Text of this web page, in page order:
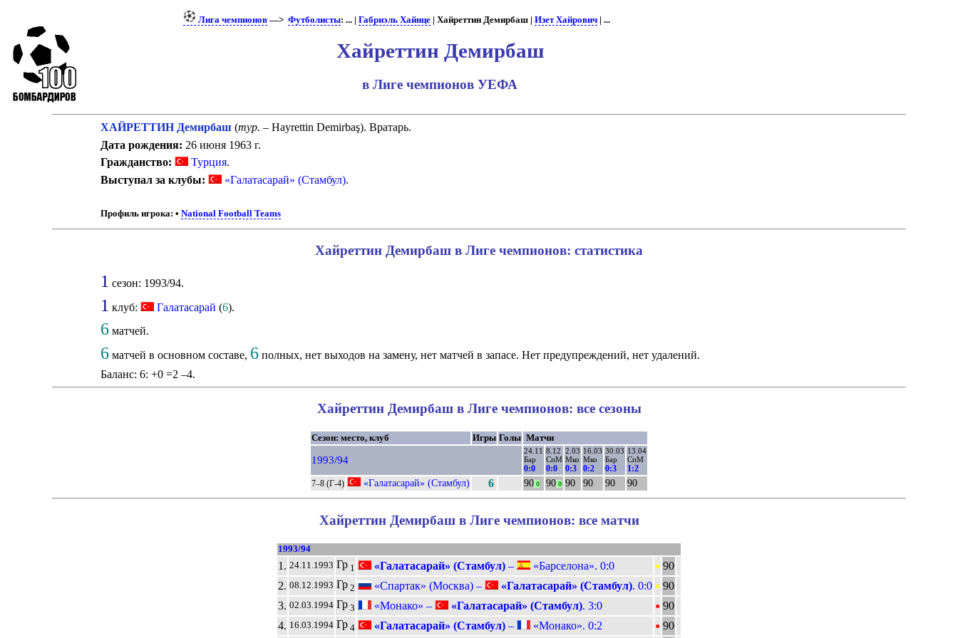
Лига чемпионов —> Футболисты: ... | Габриэль Хайнце | Хайреттин Демирбаш | Изет Хайрович | ...
Хайреттин Демирбаш
в Лиге чемпионов УЕФА
ХАЙРЕТТИН Демирбаш (тур. – Hayrettin Demirbaş). Вратарь.
Дата рождения: 26 июня 1963 г.
Гражданство:
Турция.
Выступал за клубы:
«Галатасарай» (Стамбул).
Профиль игрока: • National Football Teams
Хайреттин Демирбаш в Лиге чемпионов: статистика
1 сезон: 1993/94.
1 клуб: Галатасарай (6).
6матчей.
6матчей в основном составе, 6полных, нет выходов на замену, нет матчей в запасе. Нет предупреждений, нет удалений.
Баланс: 6: +0 =2 –4.
Хайреттин Демирбаш в Лиге чемпионов: все сезоны
Сезон: место, клуб Игры Голы Матчи
1993/94
24.11
Бар
0:0
8.12
СпМ
0:0
2.03
Мко
0:3
16.03
Мко
0:2
30.03
Бар
0:3
13.04
СпМ
1:2
7–8 (Г-4) «Галатасарай» (Стамбул) 6 90 0 90 0 90 90 90 90
Хайреттин Демирбаш в Лиге чемпионов: все матчи
1993/94
1. 24.11.1993 Гр 1 «Галатасарай» (Стамбул) – «Барселона». 0:0 • 90
2. 08.12.1993 Гр 2 «Спартак» (Москва) – «Галатасарай» (Стамбул). 0:0 • 90
3. 02.03.1994 Гр 3 «Монако» – «Галатасарай» (Стамбул). 3:0 • 90
4. 16.03.1994 Гр 4 «Галатасарай» (Стамбул) – «Монако». 0:2 • 90